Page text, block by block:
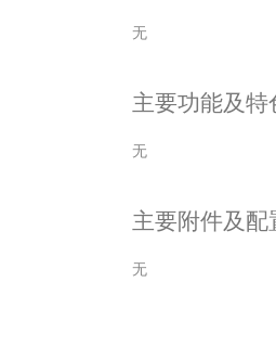
无
主要功能及特
无
主要附件及配
无